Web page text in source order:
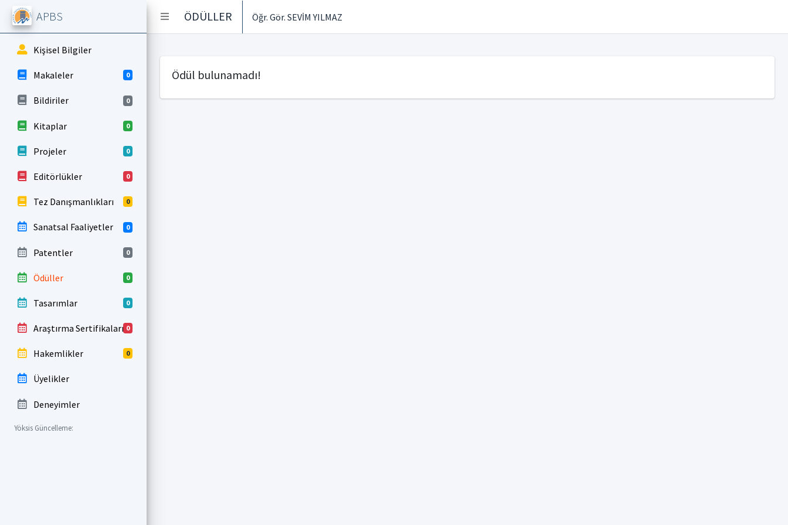
ÖDÜLLER Öğr. Gör. SEVİM YILMAZ
APBS
Kişisel Bilgiler
Makaleler 0
Bildiriler 0
Kitaplar 0
Projeler 0
Editörlükler 0
Tez Danışmanlıkları 0
Sanatsal Faaliyetler 0
Patentler 0
Ödüller 0
Tasarımlar 0
Araştırma Sertifikaları 0
Hakemlikler 0
Üyelikler
Deneyimler
Yöksis Güncelleme:
Ödül bulunamadı!